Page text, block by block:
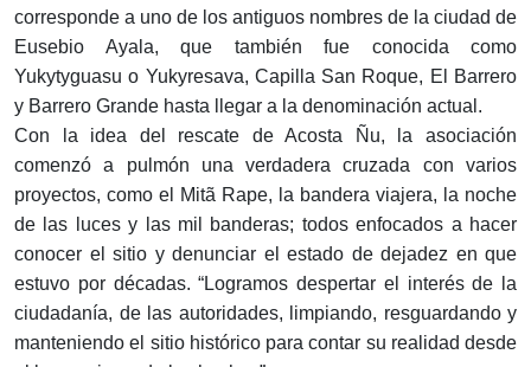
corresponde a uno de los antiguos nombres de la ciudad de
Eusebio Ayala, que también fue conocida como
Yukytyguasu o Yukyresava, Capilla San Roque, El Barrero
y Barrero Grande hasta llegar a la denominación actual.
Con la idea del rescate de Acosta Ñu, la asociación
comenzó a pulmón una verdadera cruzada con varios
proyectos, como el Mitã Rape, la bandera viajera, la noche
de las luces y las mil banderas; todos enfocados a hacer
conocer el sitio y denunciar el estado de dejadez en que
estuvo por décadas. “Logramos despertar el interés de la
ciudadanía, de las autoridades, limpiando, resguardando y
manteniendo el sitio histórico para contar su realidad desde